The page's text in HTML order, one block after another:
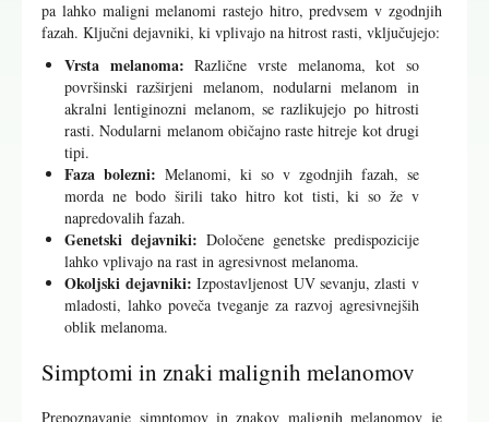
pa lahko maligni melanomi rastejo hitro, predvsem v zgodnjih
fazah. Ključni dejavniki, ki vplivajo na hitrost rasti, vključujejo:
Vrsta melanoma: Različne vrste melanoma, kot so
površinski razširjeni melanom, nodularni melanom in
akralni lentiginozni melanom, se razlikujejo po hitrosti
rasti. Nodularni melanom običajno raste hitreje kot drugi
tipi.
Faza bolezni: Melanomi, ki so v zgodnjih fazah, se
morda ne bodo širili tako hitro kot tisti, ki so že v
napredovalih fazah.
Genetski dejavniki: Določene genetske predispozicije
lahko vplivajo na rast in agresivnost melanoma.
Okoljski dejavniki: Izpostavljenost UV sevanju, zlasti v
mladosti, lahko poveča tveganje za razvoj agresivnejših
oblik melanoma.
Simptomi in znaki malignih melanomov
Prepoznavanje simptomov in znakov malignih melanomov je